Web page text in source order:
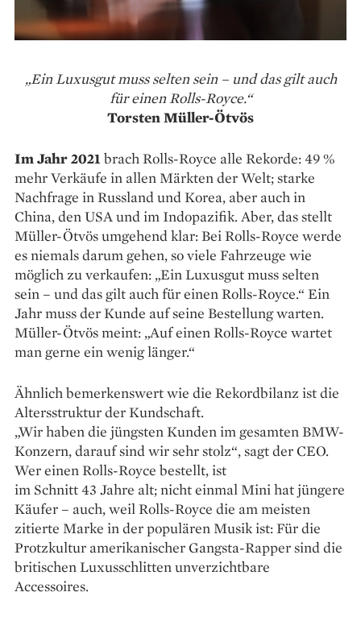
„Ein Luxusgut muss selten sein – und das gilt auch
für einen Rolls-Royce.“
Torsten Müller-Ötvös
Im Jahr 2021brach Rolls-Royce alle Rekorde: 49 %
mehr Verkäufe in allen Märkten der Welt; starke
Nachfrage in Russland und Korea, aber auch in
China, den USA und im Indopazifik. Aber, das stellt
Müller-Ötvös umgehend klar: Bei Rolls-Royce werde
es niemals darum gehen, so viele Fahrzeuge wie
möglich zu verkaufen: „Ein Luxusgut muss selten
sein – und das gilt auch für einen Rolls-Royce.“ Ein
Jahr muss der Kunde auf seine Bestellung warten.
Müller-Ötvös meint: „Auf einen Rolls-Royce wartet
man gerne ein wenig länger.“
Ähnlich bemerkenswert wie die Rekordbilanz ist die
Altersstruktur der Kundschaft.
„Wir haben die jüngsten Kunden im gesamten BMW-
Konzern, darauf sind wir sehr stolz“, sagt der CEO.
Wer einen Rolls-Royce bestellt, ist
im Schnitt 43 Jahre alt; nicht einmal Mini hat jüngere
Käufer – auch, weil Rolls-Royce die am meisten
zitierte Marke in der populären Musik ist: Für die
Protzkultur amerikanischer Gangsta-Rapper sind die
britischen Luxusschlitten unverzichtbare
Accessoires.